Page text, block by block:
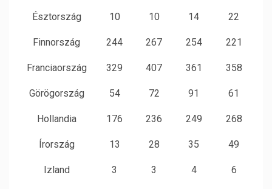
Észtország 10 10 14 22
Finnország 244 267 254 221
Franciaország 329 407 361 358
Görögország 54 72 91 61
Hollandia 176 236 249 268
Írország 13 28 35 49
Izland 3 3 4 6